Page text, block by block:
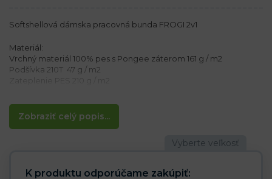
Zobraziť celý popis...
Softshellová dámska pracovná bunda FROGI 2v1
Materiál:
Vrchný materiál 100% pes s Pongee záterom 161 g / m2
Podšívka 210T 47 g / m2
Vlastnosti:
– Odnímateľná kapucňa
– Odnímateľná fleecová vložka – možné nosiť samostatne
– Prešívaná s veľkou mriežkou
K produktu odporúčame zakúpiť: